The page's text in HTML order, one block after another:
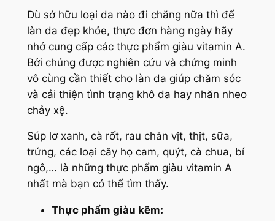
Dù sở hữu loại da nào đi chăng nữa thì để
làn da đẹp khỏe, thực đơn hàng ngày hãy
nhớ cung cấp các thực phẩm giàu vitamin A.
Bởi chúng được nghiên cứu và chứng minh
vô cùng cần thiết cho làn da giúp chăm sóc
và cải thiện tình trạng khô da hay nhăn nheo
chảy xệ.
Súp lơ xanh, cà rốt, rau chân vịt, thịt, sữa,
trứng, các loại cây họ cam, quýt, cà chua, bí
ngô,… là những thực phẩm giàu vitamin A
nhất mà bạn có thể tìm thấy.
Thực phẩm giàu kẽm: